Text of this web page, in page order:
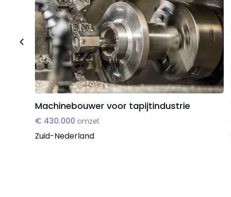
Machinebouwer voor tapijtindustrie
€ 430.000 omzet
Zuid-Nederland